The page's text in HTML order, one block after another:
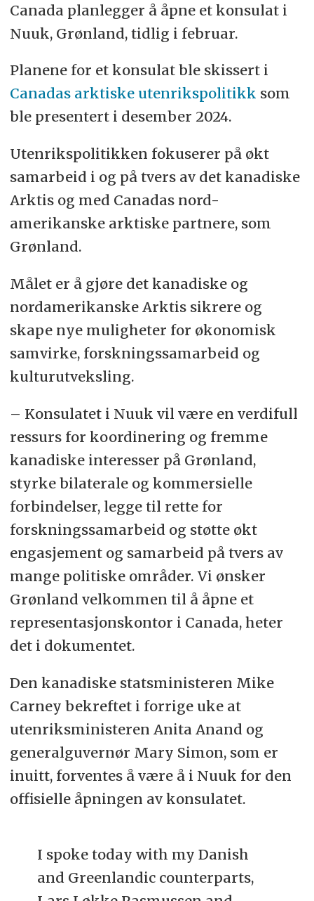
Canada planlegger å åpne et konsulat i
Nuuk, Grønland, tidlig i februar.
Planene for et konsulat ble skissert i
Canadas arktiske utenrikspolitikk som
ble presentert i desember 2024.
Utenrikspolitikken fokuserer på økt
samarbeid i og på tvers av det kanadiske
Arktis og med Canadas nord-
amerikanske arktiske partnere, som
Grønland.
Målet er å gjøre det kanadiske og
nordamerikanske Arktis sikrere og
skape nye muligheter for økonomisk
samvirke, forskningssamarbeid og
kulturutveksling.
– Konsulatet i Nuuk vil være en verdifull
ressurs for koordinering og fremme
kanadiske interesser på Grønland,
styrke bilaterale og kommersielle
forbindelser, legge til rette for
forskningssamarbeid og støtte økt
engasjement og samarbeid på tvers av
mange politiske områder. Vi ønsker
Grønland velkommen til å åpne et
representasjonskontor i Canada, heter
det i dokumentet.
Den kanadiske statsministeren Mike
Carney bekreftet i forrige uke at
utenriksministeren Anita Anand og
generalguvernør Mary Simon, som er
inuitt, forventes å være å i Nuuk for den
offisielle åpningen av konsulatet.
I spoke today with my Danish
and Greenlandic counterparts,